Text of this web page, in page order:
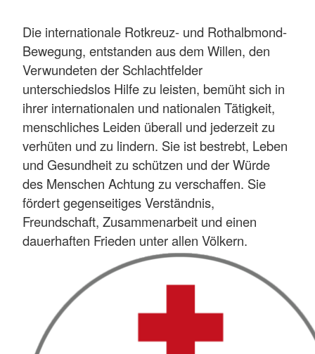
Die internationale Rotkreuz- und Rothalbmond-
Bewegung, entstanden aus dem Willen, den
Verwundeten der Schlachtfelder
unterschiedslos Hilfe zu leisten, bemüht sich in
ihrer internationalen und nationalen Tätigkeit,
menschliches Leiden überall und jederzeit zu
verhüten und zu lindern. Sie ist bestrebt, Leben
und Gesundheit zu schützen und der Würde
des Menschen Achtung zu verschaffen. Sie
fördert gegenseitiges Verständnis,
Freundschaft, Zusammenarbeit und einen
dauerhaften Frieden unter allen Völkern.